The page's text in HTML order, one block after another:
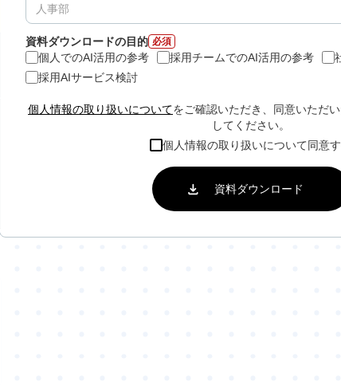
資料ダウンロードの目的 必須
個人でのAI活用の参考 採用チームでのAI活用の参考
採用AIサービス検討
個人情報の取り扱いについてをご確認いただき、同意いただ
してください。
個人情報の取り扱いについて同意